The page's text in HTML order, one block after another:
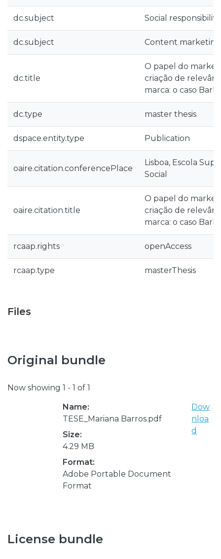
dc.subject Social responsibility
dc.subject Content marketing
dc.title
O papel do
criação de
marca: o caso
dc.type master thesis
dspace.entity.type Publication
oaire.citation.conferencePlace
Lisboa, Escola
Social
oaire.citation.title
O papel do
criação de
marca: o caso
rcaap.rights openAccess
rcaap.type masterThesis
Files
Original bundle
Now showing 1 - 1 of 1
Name:
TESE_Mariana Barros.pdf
Size:
4.29 MB
Format:
Adobe Portable Document
Format
Dow
nloa
d
License bundle